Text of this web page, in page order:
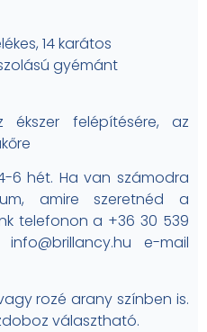
14 karátos
gyémánt
felépítésére, az
6 hét. Ha van számodra
amire szeretnéd a
telefonon a +36 30 539
e-mail
rozé arany színben is.
választható.